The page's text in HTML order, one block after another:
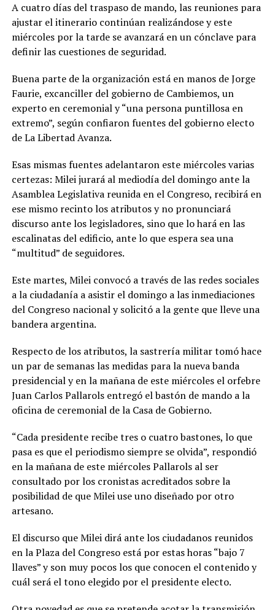
A cuatro días del traspaso de mando, las reuniones para
ajustar el itinerario continúan realizándose y este
miércoles por la tarde se avanzará en un cónclave para
definir las cuestiones de seguridad.
Buena parte de la organización está en manos de Jorge
Faurie, excanciller del gobierno de Cambiemos, un
experto en ceremonial y “una persona puntillosa en
extremo”, según confiaron fuentes del gobierno electo
de La Libertad Avanza.
Esas mismas fuentes adelantaron este miércoles varias
certezas: Milei jurará al mediodía del domingo ante la
Asamblea Legislativa reunida en el Congreso, recibirá en
ese mismo recinto los atributos y no pronunciará
discurso ante los legisladores, sino que lo hará en las
escalinatas del edificio, ante lo que espera sea una
“multitud” de seguidores.
Este martes, Milei convocó a través de las redes sociales
a la ciudadanía a asistir el domingo a las inmediaciones
del Congreso nacional y solicitó a la gente que lleve una
bandera argentina.
Respecto de los atributos, la sastrería militar tomó hace
un par de semanas las medidas para la nueva banda
presidencial y en la mañana de este miércoles el orfebre
Juan Carlos Pallarols entregó el bastón de mando a la
oficina de ceremonial de la Casa de Gobierno.
“Cada presidente recibe tres o cuatro bastones, lo que
pasa es que el periodismo siempre se olvida”, respondió
en la mañana de este miércoles Pallarols al ser
consultado por los cronistas acreditados sobre la
posibilidad de que Milei use uno diseñado por otro
artesano.
El discurso que Milei dirá ante los ciudadanos reunidos
en la Plaza del Congreso está por estas horas “bajo 7
llaves” y son muy pocos los que conocen el contenido y
cuál será el tono elegido por el presidente electo.